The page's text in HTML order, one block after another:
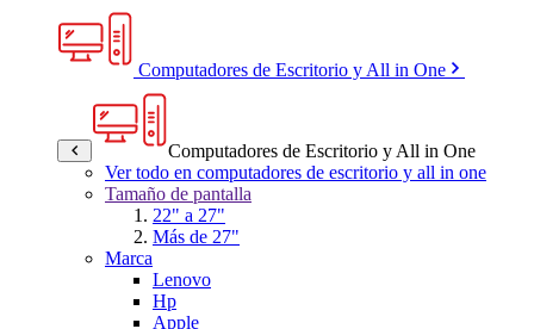
Computadores de Escritorio y All in One
Computadores de Escritorio y All in One
Ver todo en computadores de escritorio y all in one
Tamaño de pantalla
22" a 27"
Más de 27"
Marca
Lenovo
Hp
Apple